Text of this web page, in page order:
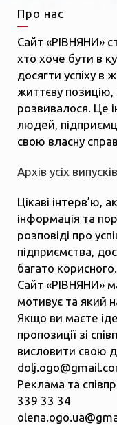
Про нас
Сайт «РІВНЯНИ»
хто хоче бути в
досягти успіху в
життєву позицію,
розвивалося. Це
людей,
свою власну
Архів усіх
Цікаві інтерв’ю,
інформація та
розповіді про
підприємства,
багато корисного.
Сайт «РІВНЯНИ»
мотивує та який
Якщо ви маєте
пропозиції зі
висловити свою
Реклама та
339 33 34